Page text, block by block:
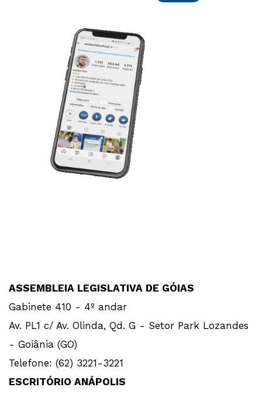
ASSEMBLEIA LEGISLATIVA DE GÓIAS
Gabinete 410 - 4º andar
Av. PL1 c/ Av. Olinda, Qd. G - Setor Park Lozandes
- Goiânia (GO)
Telefone: (62) 3221-3221
ESCRITÓRIO ANÁPOLIS